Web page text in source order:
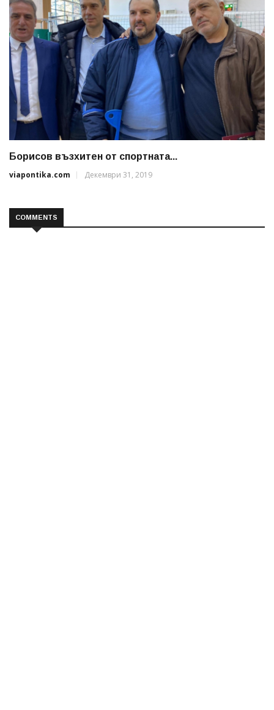
Борисов възхитен от спортната...
viapontika.com
Декември 31, 2019
COMMENTS